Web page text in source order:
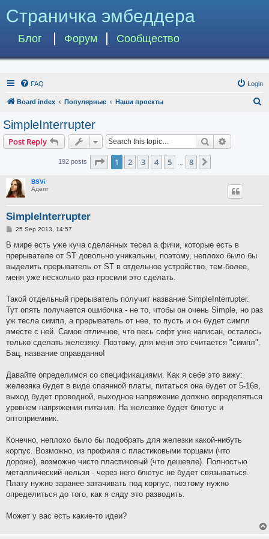
Страничка эмбеддера
Блог Форум Сообщество
FAQ Login
Board index Популярные Наши проекты
SimpleInterrupter
Post Reply Search
192 posts Page 1of 8
1 2 3 4 5 8
BSVi
Адепт
SimpleInterrupter
P
s
25 Sep 2013, 14:57
В мире есть уже куча сделанных тесел а фичи, которые есть в
прерывателе от ST довольно уникальны, поэтому, неплохо было бы
выделить прерыватель от ST в отдельное устройство, тем-более,
меня уже несколько раз просили это сделать.
Такой отдельный прерыватель получит название SimpleInterrupter.
Тут опять получается ошибочка - не то, чтобы он очень Simple, но раз
уж тесла симпл, а прерыватель от нее, то пусть и он будет симпл
вместе с ней. Самое отличное, что весь софт уже написан, осталось
только сделать железяку. Поэтому, для меня это считается "симпл".
Бац, название оправданно!
Давайте определимся со спецификациями. Как я себе это вижу:
железяка будет в виде спаянной платы, питаться она будет от 5-16в,
выход будет проводной, выходное напряжение должно определяться
уровнем напряжения питания. На железяке будет блютус и
оптоприемник.
Конечно, неплохо было бы подобрать для железки какой-нибуть
корпус. Возможно, из профиля с пластиковыми торцами (что
дороже), возможно чисто пластиковый (что дешевле). Полностью
металлический нельзя - через него блютус не будет связываться.
Плату нужно заранее затачивать под корпус, поэтому нужно
определиться до того, как я сяду это разводить.
Может у вас есть какие-то идеи?